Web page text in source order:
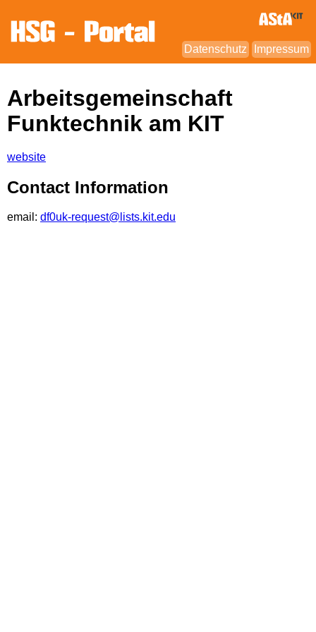
Impressum
Datenschutz
Arbeitsgemeinschaft
Funktechnik am KIT
website
Contact Information
email: df0uk-request@lists.kit.edu